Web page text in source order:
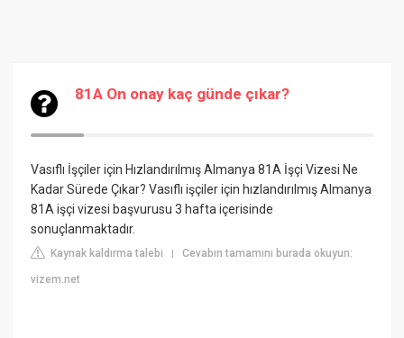
81A On onay kaç günde çıkar?
Vasıflı İşçiler için Hızlandırılmış Almanya 81A İşçi Vizesi Ne
Kadar Sürede Çıkar? Vasıflı işçiler için hızlandırılmış Almanya
81A işçi vizesi başvurusu 3 hafta içerisinde
sonuçlanmaktadır.
Kaynak kaldırma talebi |Cevabın tamamını burada okuyun:
vizem.net